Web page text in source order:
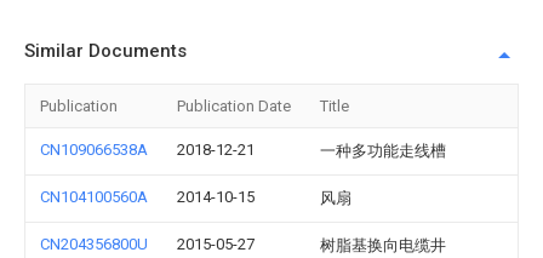
Similar Documents
Publication Publication Date Title
CN109066538A 2018-12-21 一种多功能走线槽
CN104100560A 2014-10-15 风扇
CN204356800U 2015-05-27 树脂基换向电缆井